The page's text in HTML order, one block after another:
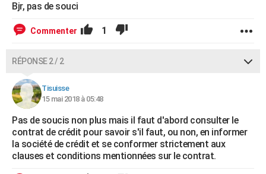
Bjr, pas de souci
Commenter 1
RÉPONSE 2 / 2
Tisuisse
15 mai 2018 à 05:48
Pas de soucis non plus mais il faut d'abord consulter le
contrat de crédit pour savoir s'il faut, ou non, en informer
la société de crédit et se conformer strictement aux
clauses et conditions mentionnées sur le contrat.